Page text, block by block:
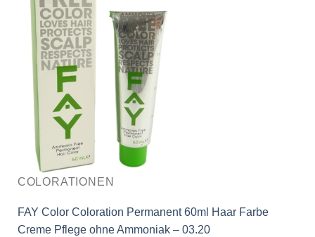
COLORATIONEN
FAY Color Coloration Permanent 60ml Haar Farbe
Creme Pflege ohne Ammoniak – 03.20